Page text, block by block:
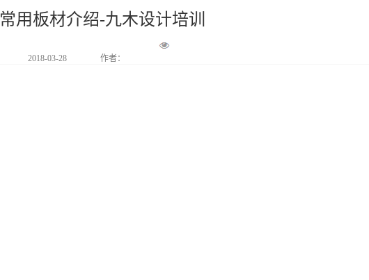
常用板材介绍-九木设计培训
2018-03-28 作者：